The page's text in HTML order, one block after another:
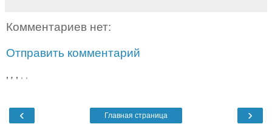
Комментариев нет:
Отправить комментарий
, , ,
‹ ›
Главная страница